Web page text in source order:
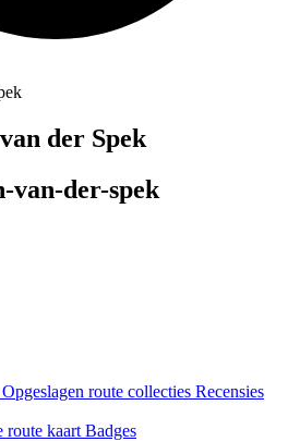
der Spek
van-der-spek
Opgeslagen route collecties Recensies
route kaart Badges